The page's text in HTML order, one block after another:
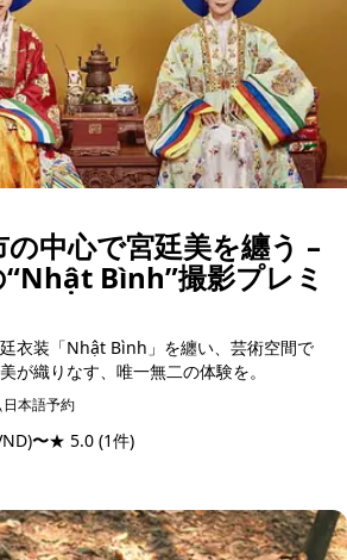
中心で宮廷美を纏う –
Bình”撮影プレミ
衣装「Nhật Bình」を纏い、芸術空間で
が織りなす、唯一無二の体験を。
日本語予約
〜★ 5.0 (1件)